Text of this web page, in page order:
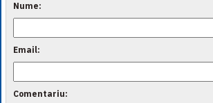
Nume:
Email:
Comentariu: